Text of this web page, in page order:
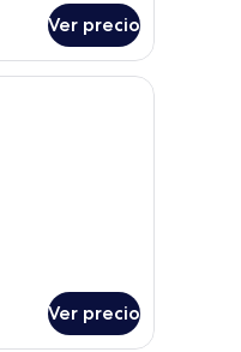
Ver precio
en la habitación y ropa de
Ver precio